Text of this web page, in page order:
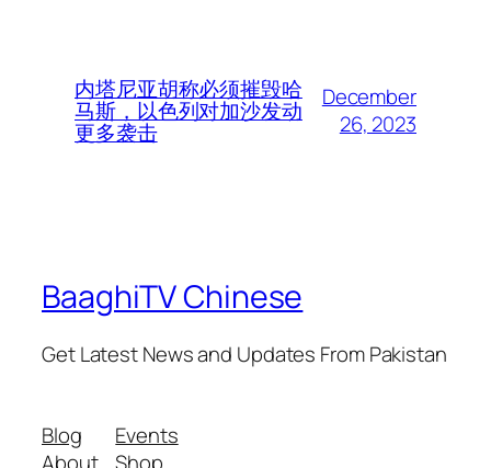
内塔尼亚胡称必须摧毁哈
马斯，以色列对加沙发动
更多袭击
December
26, 2023
BaaghiTV Chinese
Get Latest News and Updates From Pakistan
Blog
About
Events
Shop